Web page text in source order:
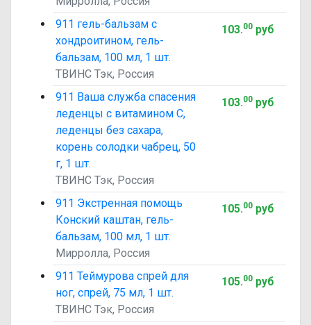
911 гель-бальзам с
хондроитином, гель-
бальзам, 100 мл, 1 шт.
ТВИНС Тэк, Россия
103.00руб
911 Ваша служба спасения
леденцы с витамином C,
леденцы без сахара,
корень солодки чабрец, 50
г, 1 шт.
ТВИНС Тэк, Россия
103.00руб
911 Экстренная помощь
Конский каштан, гель-
бальзам, 100 мл, 1 шт.
Мирролла, Россия
105.00руб
911 Теймурова спрей для
ног, спрей, 75 мл, 1 шт.
ТВИНС Тэк, Россия
105.00руб